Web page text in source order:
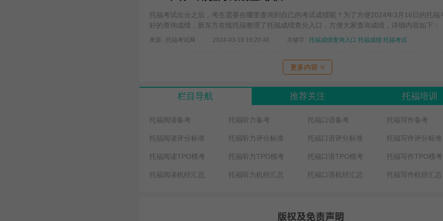
托福考试出分之后，考生需要在哪里查询到自己的考试成绩呢？为了方便2024年3月16日的托福
好的查询成绩，新东方在线托福整理了托福成绩查分入口，方便大家查询成绩，详细内容如下：
来源 : 托福考试网 2024-03-19 19:20:46 关键字 : 托福成绩查询入口 托福成绩 托福考试
更多内容
栏目导航 推荐关注 托福培训
托福阅读备考 托福听力备考 托福口语备考 托福写作备考
托福阅读评分标准 托福听力评分标准 托福口语评分标准 托福写作评分标准
托福阅读TPO模考 托福听力TPO模考 托福口语TPO模考 托福写作TPO模考
托福阅读机经汇总 托福听力机经汇总 托福口语机经汇总 托福写作机经汇总